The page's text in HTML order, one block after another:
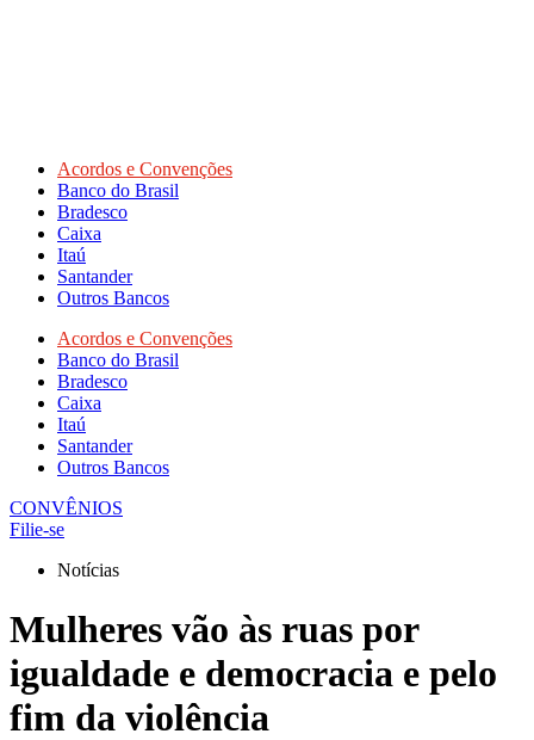
Acordos e Convenções
Banco do Brasil
Bradesco
Caixa
Itaú
Santander
Outros Bancos
Acordos e Convenções
Banco do Brasil
Bradesco
Caixa
Itaú
Santander
Outros Bancos
CONVÊNIOS
Filie-se
Notícias
Mulheres vão às ruas por
igualdade e democracia e pelo
fim da violência